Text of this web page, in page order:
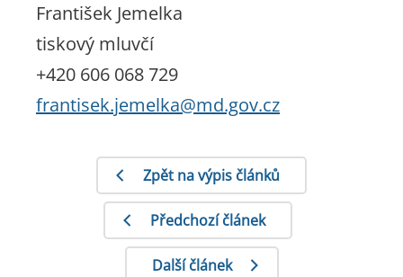
František Jemelka
tiskový mluvčí
+420 606 068 729
frantisek.jemelka@md.gov.cz
Zpět na výpis článků
Předchozí článek
Další článek